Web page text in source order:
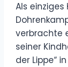
Als einziges
verbrachte
seiner
der Lippe“